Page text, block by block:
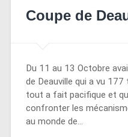
Coupe de
Du 11 au 13 Octobre
de Deauville qui a vu
tout a fait pacifique et
confronter les
au monde de…